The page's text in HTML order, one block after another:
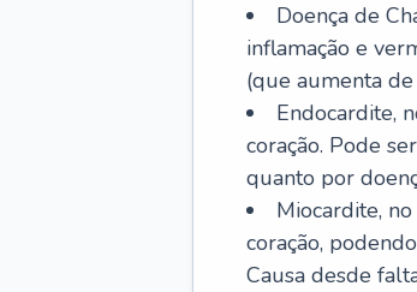
Doença de
inflamação e
(que aumenta
Endocardite,
coração. Pode
quanto por
Miocardite,
coração,
Causa desde